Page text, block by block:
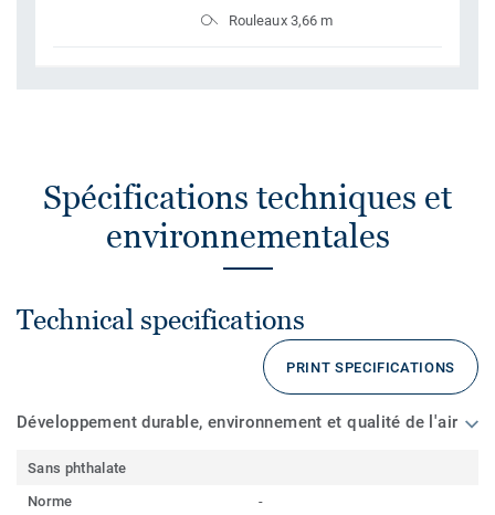
Rouleaux 3,66 m
Spécifications techniques et
environnementales
Technical specifications
PRINT SPECIFICATIONS
Développement durable, environnement et qualité de l'air
Sans phthalate
Norme
-